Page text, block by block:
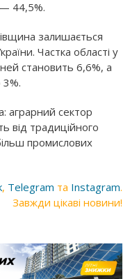
44,5%.
залишається
Частка області у
становить 6,6%, а
аграрний сектор
від традиційного
промислових
, Telegram та Instagram.
Завжди цікаві новини!